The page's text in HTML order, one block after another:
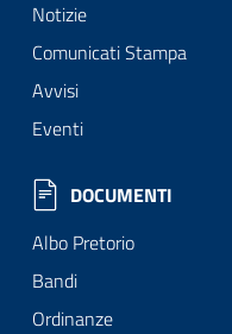
Notizie
Comunicati Stampa
Avvisi
Eventi
DOCUMENTI
Albo Pretorio
Bandi
Ordinanze